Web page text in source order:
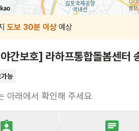
도보 30분 이상 예상
간보호] 라하프통합돌봄센터
능
아래에서 확인해 주세요